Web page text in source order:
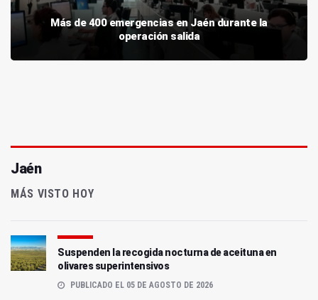
Más de 400 emergencias en Jaén durante la
operación salida
Jaén
MÁS VISTO HOY
Suspenden la recogida nocturna de aceituna en
olivares superintensivos
PUBLICADO EL 05 DE AGOSTO DE 2026